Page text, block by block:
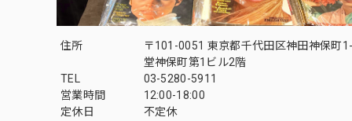
住所
〒101-0051 東京都千代田区神田神保町
堂神保町第1ビル2階
TEL
03-5280-5911
営業時間
12:00-18:00
定休日
不定休